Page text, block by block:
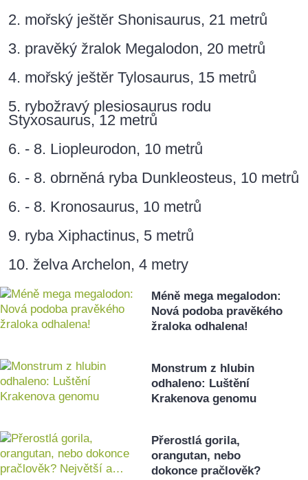
2. mořský ještěr Shonisaurus, 21 metrů
3. pravěký žralok Megalodon, 20 metrů
4. mořský ještěr Tylosaurus, 15 metrů
5. rybožravý plesiosaurus rodu
Styxosaurus, 12 metrů
6. - 8. Liopleurodon, 10 metrů
6. - 8. obrněná ryba Dunkleosteus, 10 metrů
6. - 8. Kronosaurus, 10 metrů
9. ryba Xiphactinus, 5 metrů
10. želva Archelon, 4 metry
Méně mega megalodon:
Nová podoba pravěkého
žraloka odhalena!
Monstrum z hlubin
odhaleno: Luštění
Krakenova genomu
Přerostlá gorila,
orangutan, nebo
dokonce pračlověk?